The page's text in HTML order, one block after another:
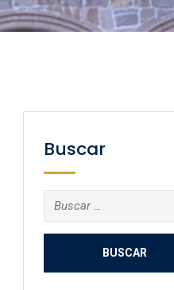
Buscar
Buscar: